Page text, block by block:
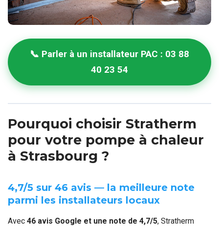
📞 Parler à un installateur PAC : 03 88
40 23 54
Pourquoi choisir Stratherm
pour votre pompe à chaleur
à Strasbourg ?
4,7/5 sur 46 avis — la meilleure note
parmi les installateurs locaux
Avec 46 avis Google et une note de 4,7/5, Stratherm